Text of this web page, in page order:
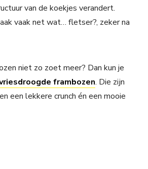
van de koekjes verandert.
vaak net wat… fletser?, zeker na
niet zo zoet meer? Dan kun je
frambozen. Die zijn
een lekkere crunch én een mooie